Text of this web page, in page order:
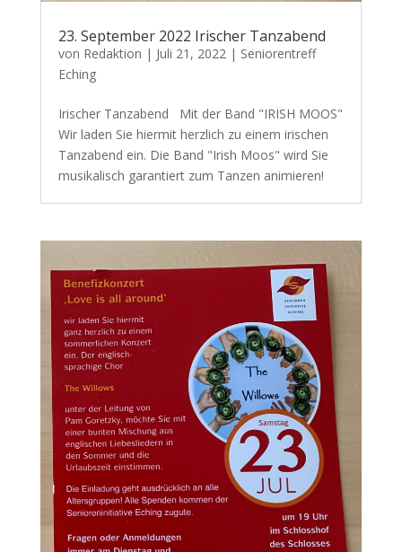
23. September 2022 Irischer Tanzabend
von Redaktion | Juli 21, 2022| Seniorentreff
Eching
Irischer Tanzabend Mit der Band "IRISH MOOS"
Wir laden Sie hiermit herzlich zu einem irischen
Tanzabend ein. Die Band "Irish Moos" wird Sie
musikalisch garantiert zum Tanzen animieren!